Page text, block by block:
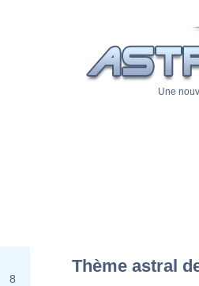
Une
8
Thème astral